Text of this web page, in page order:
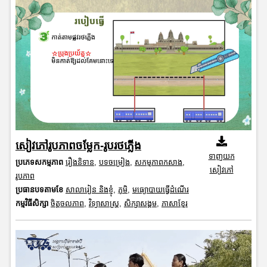
សៀវភៅរូបភាពចម្លែក-រូបរថភ្លើង
ប្រភេទសកម្មភាព រឿងនិទាន, បទចម្រៀង, សកម្មភាពកសាង,
រូបភាព
ប្រធានបទតាមខែ សាលារៀន និងខ្ញុំ, ភូមិ, មធ្យោបាយធ្វើដំណើរ
កម្មវិធីសិក្សា ចិត្តចលភាព, វិទ្យាសាស្រ្ត, សិក្សាសង្គម, ភាសាខ្មែរ
ទាញយក
សៀវភៅ